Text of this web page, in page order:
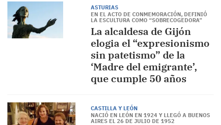
ASTURIAS
EN EL ACTO DE CONMEMORACIÓN, DEFINIÓ
LA ESCULTURA COMO “SOBRECOGEDORA”
La alcaldesa de Gijón
elogia el “expresionismo
sin patetismo” de la
‘Madre del emigrante’,
que cumple 50 años
CASTILLA Y LEÓN
NACIÓ EN LEÓN EN 1924 Y LLEGÓ A BUENOS
AIRES EL 26 DE JULIO DE 1952